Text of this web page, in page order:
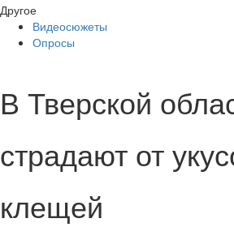
Другое
Видеосюжеты
Опросы
В Тверской
страдают от
клещей